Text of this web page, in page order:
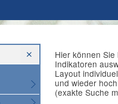
Hier können
Indikatoren
Layout
und wieder
(exakte Suche